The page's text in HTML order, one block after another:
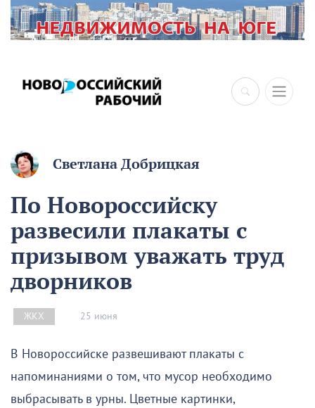
×
Светлана Добрицкая
По Новороссийску
развесили плакаты с
призывом уважать труд
дворников
ЖКХ 25 июня
В Новороссийске развешивают плакаты с
напоминаниями о том, что мусор необходимо
выбрасывать в урны. Цветные картинки,